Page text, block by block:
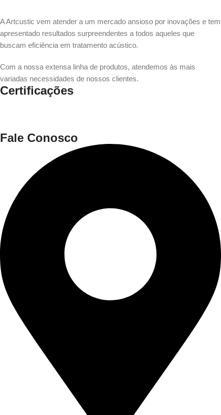
A Artcustic vem atender a um mercado ansioso por inovações e tem
apresentado resultados surpreendentes a todos aqueles que
buscam eficiência em tratamento acústico.
Com a nossa extensa linha de produtos, atendemos às mais
variadas necessidades de nossos clientes.
Certificações
Fale Conosco